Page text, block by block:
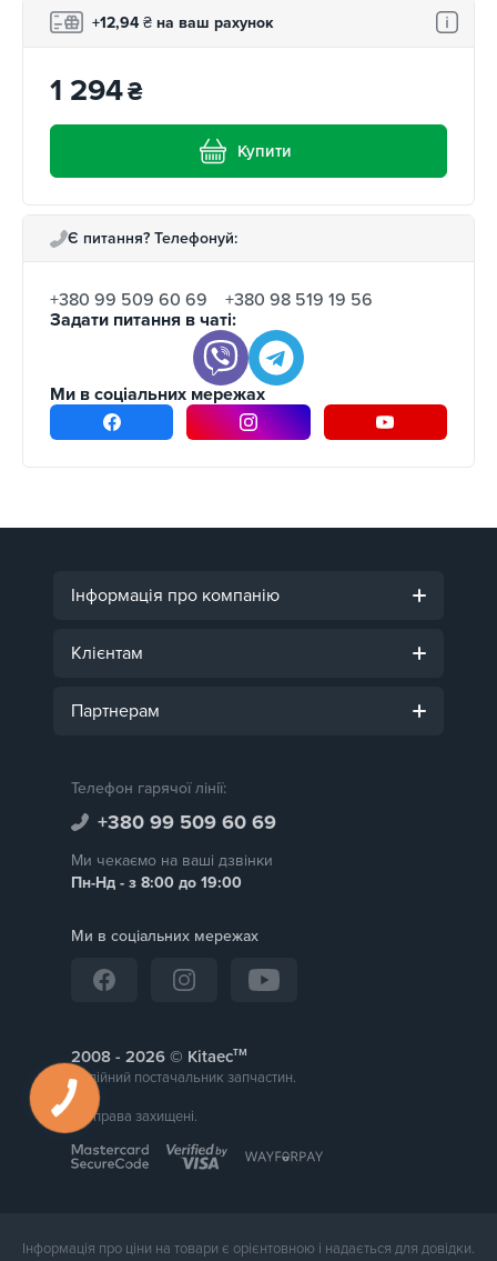
+12,94 ₴ на ваш рахунок
1 294₴
Купити
Є питання? Телефонуй:
+380 99 509 60 69
+380 98 519 19 56
Задати питання в чаті:
Ми в соціальних мережах
Інформація про компанію
Клієнтам
Партнерам
Телефон гарячої лінії:
+380 99 509 60 69
Ми чекаємо на ваші дзвінки
Пн-Нд - з 8:00 до 19:00
Ми в соціальних мережах
2008 - © Kitaecтм
Надійний постачальник запчастин.
Всі права захищені.
Інформація про ціни на товари є орієнтовною і надається для довідки.